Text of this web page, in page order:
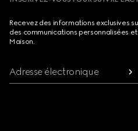
Recevez des informations exclusives
des communications personnalisées
Maison.
Adresse électronique